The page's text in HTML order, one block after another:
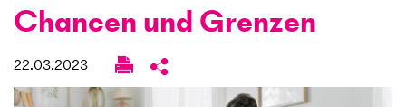
Chancen und Grenzen
22.03.2023